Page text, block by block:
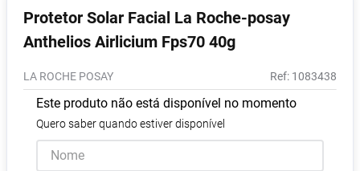
Protetor Solar Facial La Roche-posay
Anthelios Airlicium Fps70 40g
LA ROCHE POSAY : 1083438
Este produto não está disponível no momento
Quero saber quando estiver disponível
6º Desodorante
7º Shampoo
8º Pampers Confort Sec
9º Vitamina D
10º Soro Fisiológico